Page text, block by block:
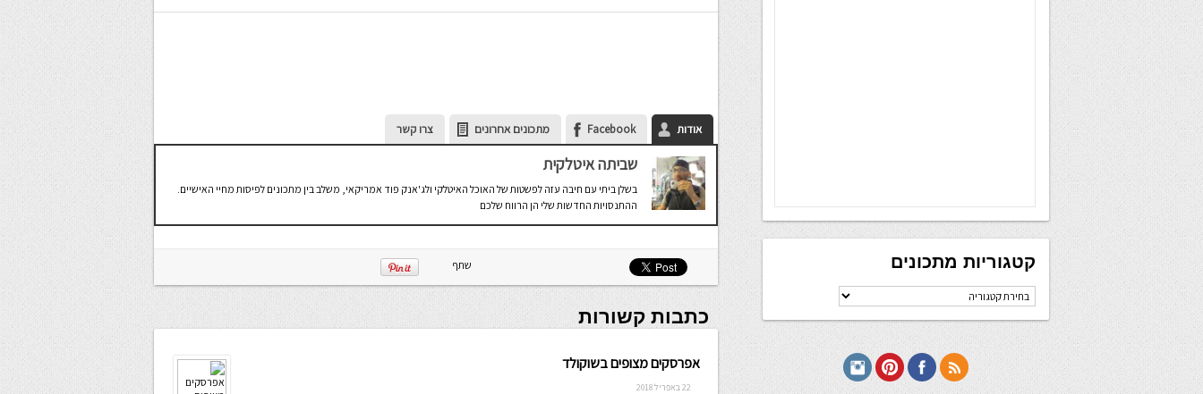
אודות Facebook מתכונים אחרונים צרו קשר
שביתה איטלקית
בשלן ביתי עם חיבה עזה לפשטות של האוכל האיטלקי ולג'אנק פוד אמריקאי, משלב בין מתכונים לפיסות מחיי האישיים.
ההתנסויות החדשות שלי הן הרווח שלכם
שתף
כתבות קשורות
אפרסקים מצופים בשוקולד
22 באפריל 2018
קטגוריות מתכונים
קטגוריות
מתכונים